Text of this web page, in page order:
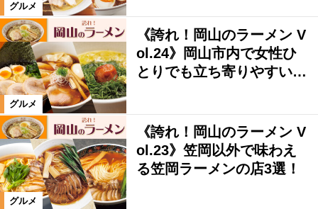
グルメ
グルメ
《誇れ！岡山のラーメン V
ol.24》岡山市内で女性ひ
とりでも立ち寄りやすい…
グルメ
《誇れ！岡山のラーメン V
ol.23》笠岡以外で味わえ
る笠岡ラーメンの店3選！